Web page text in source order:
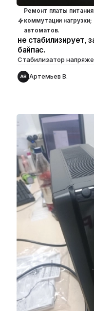
Ремонт платы
коммутации
автоматов.
не стабилизирует,
байпас.
Стабилизатор
АВ Артемьев В.